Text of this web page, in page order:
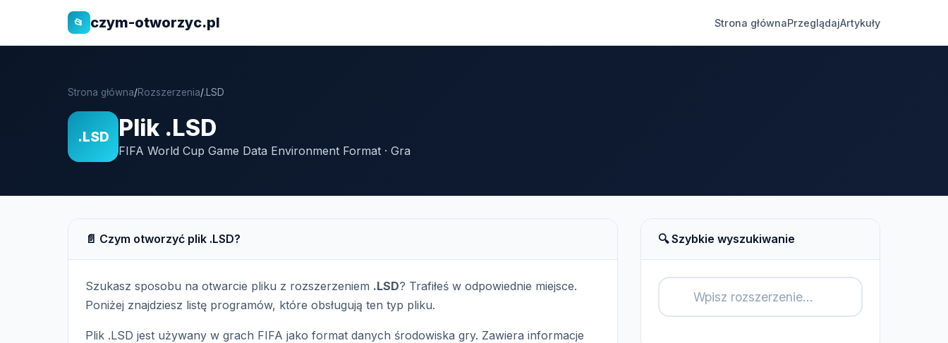
📂 czym-otworzyc.pl Strona głównaPrzeglądajArtykuły
Strona główna/Rozszerzenia/.LSD
.LSD Plik .LSD
FIFA World Cup Game Data Environment Format · Gra
📄 Czym otworzyć plik .LSD?
Szukasz sposobu na otwarcie pliku z rozszerzeniem .LSD? Trafiłeś w odpowiednie miejsce.
Poniżej znajdziesz listę programów, które obsługują ten typ pliku.
Plik .LSD jest używany w grach FIFA jako format danych środowiska gry. Zawiera informacje
🔍 Szybkie wyszukiwanie